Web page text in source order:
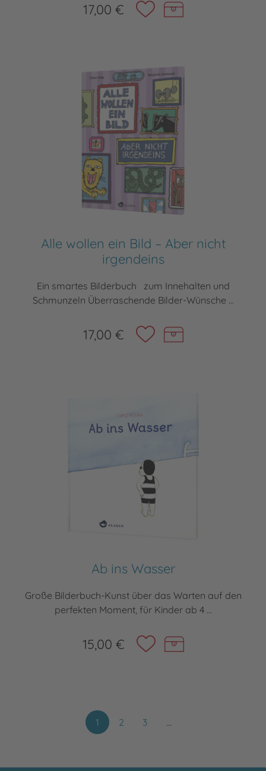
17,00 €
Alle wollen ein Bild – Aber nicht
irgendeins
Ein smartes Bilderbuch zum Innehalten und
Schmunzeln Überraschende Bilder-Wünsche ...
17,00 €
Ab ins Wasser
Große Bilderbuch-Kunst über das Warten auf den
perfekten Moment, für Kinder ab 4 ...
15,00 €
1 2 3 …